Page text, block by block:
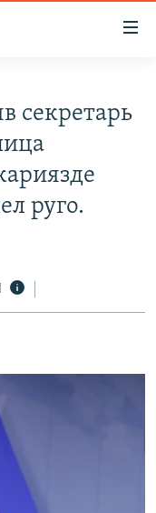
секретарь
руго.